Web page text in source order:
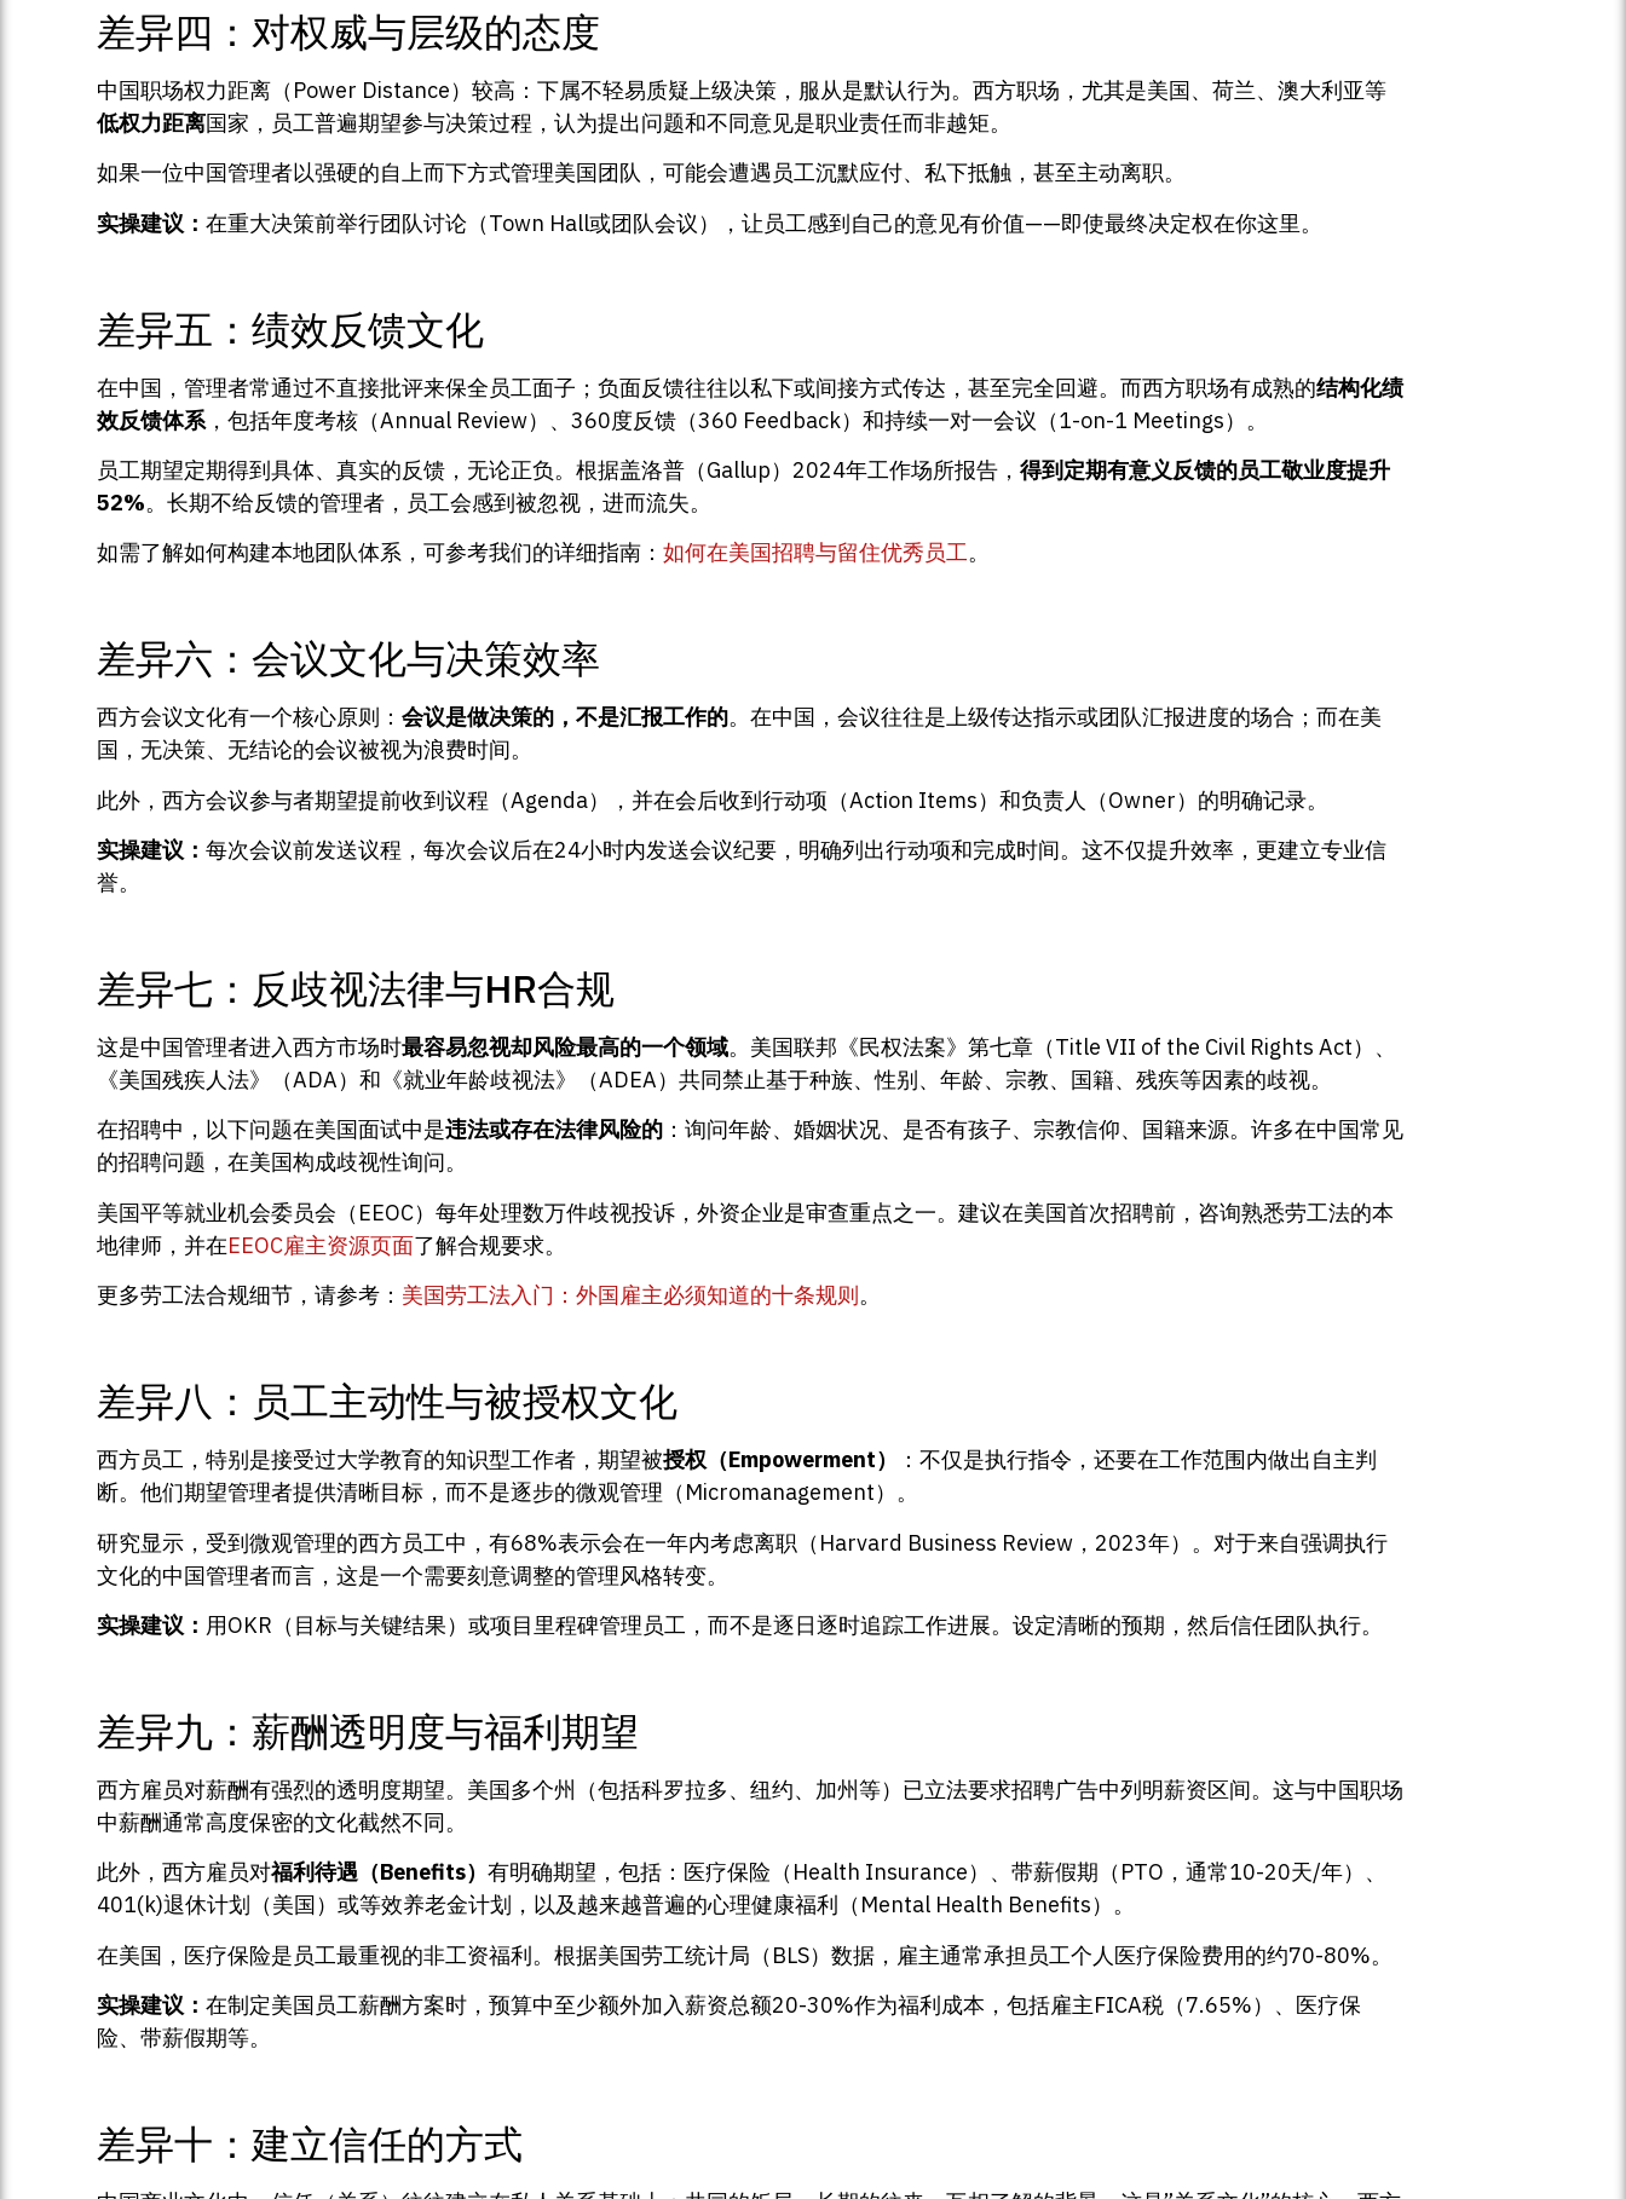
差异四：对权威与层级的态度
中国职场权力距离（Power Distance）较高：下属不轻易质疑上级决策，服从是默认行为。西方职场，尤其是美国、荷兰、澳大利亚等
低权力距离国家，员工普遍期望参与决策过程，认为提出问题和不同意见是职业责任而非越矩。
如果一位中国管理者以强硬的自上而下方式管理美国团队，可能会遭遇员工沉默应付、私下抵触，甚至主动离职。
实操建议： 在重大决策前举行团队讨论（Town Hall或团队会议），让员工感到自己的意见有价值——即使最终决定权在你这里。
差异五：绩效反馈文化
在中国，管理者常通过不直接批评来保全员工面子；负面反馈往往以私下或间接方式传达，甚至完全回避。而西方职场有成熟的结构化绩
效反馈体系 ，包括年度考核（Annual Review）、360度反馈（360 Feedback）和持续一对一会议（1-on-1 Meetings）。
员工期望定期得到具体、真实的反馈，无论正负。根据盖洛普（Gallup）2024年工作场所报告， 得到定期有意义反馈的员工敬业度提升
52%。长期不给反馈的管理者，员工会感到被忽视，进而流失。
如需了解如何构建本地团队体系，可参考我们的详细指南： 如何在美国招聘与留住优秀员工。
差异六：会议文化与决策效率
西方会议文化有一个核心原则： 会议是做决策的，不是汇报工作的。在中国，会议往往是上级传达指示或团队汇报进度的场合；而在美
国，无决策、无结论的会议被视为浪费时间。
此外，西方会议参与者期望提前收到议程（Agenda），并在会后收到行动项（Action Items）和负责人（Owner）的明确记录。
实操建议： 每次会议前发送议程，每次会议后在24小时内发送会议纪要，明确列出行动项和完成时间。这不仅提升效率，更建立专业信
誉。
差异七：反歧视法律与HR合规
这是中国管理者进入西方市场时最容易忽视却风险最高的一个领域。美国联邦《民权法案》第七章（Title VII of the Civil Rights Act）、
《美国残疾人法》（ADA）和《就业年龄歧视法》（ADEA）共同禁止基于种族、性别、年龄、宗教、国籍、残疾等因素的歧视。
在招聘中，以下问题在美国面试中是违法或存在法律风险的 ：询问年龄、婚姻状况、是否有孩子、宗教信仰、国籍来源。许多在中国常见
的招聘问题，在美国构成歧视性询问。
美国平等就业机会委员会（EEOC）每年处理数万件歧视投诉，外资企业是审查重点之一。建议在美国首次招聘前，咨询熟悉劳工法的本
地律师，并在EEOC雇主资源页面了解合规要求。
更多劳工法合规细节，请参考： 美国劳工法入门：外国雇主必须知道的十条规则。
差异八：员工主动性与被授权文化
西方员工，特别是接受过大学教育的知识型工作者，期望被授权（Empowerment）
：不仅是执行指令，还要在工作范围内做出自主判
断。他们期望管理者提供清晰目标，而不是逐步的微观管理（Micromanagement）。
研究显示，受到微观管理的西方员工中，有68%表示会在一年内考虑离职（Harvard Business Review，2023年）。对于来自强调执行
文化的中国管理者而言，这是一个需要刻意调整的管理风格转变。
实操建议： 用OKR（目标与关键结果）或项目里程碑管理员工，而不是逐日逐时追踪工作进展。设定清晰的预期，然后信任团队执行。
差异九：薪酬透明度与福利期望
西方雇员对薪酬有强烈的透明度期望。美国多个州（包括科罗拉多、纽约、加州等）已立法要求招聘广告中列明薪资区间。这与中国职场
中薪酬通常高度保密的文化截然不同。
此外，西方雇员对福利待遇（Benefits） 有明确期望，包括：医疗保险（Health Insurance）、带薪假期（PTO，通常10-20天/年）、
401(k)退休计划（美国）或等效养老金计划，以及越来越普遍的心理健康福利（Mental Health Benefits）。
在美国，医疗保险是员工最重视的非工资福利。根据美国劳工统计局（BLS）数据，雇主通常承担员工个人医疗保险费用的约70-80%。
实操建议： 在制定美国员工薪酬方案时，预算中至少额外加入薪资总额20-30%作为福利成本，包括雇主FICA税（7.65%）、医疗保
险、带薪假期等。
差异十：建立信任的方式